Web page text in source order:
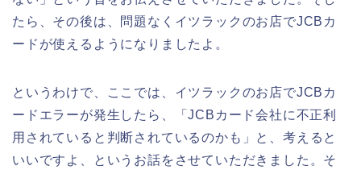
たら、その後は、問題なくイツラックのお店でJCBカ
ードが使えるようになりましたよ。
というわけで、ここでは、イツラックのお店でJCBカ
ードエラーが発生したら、「JCBカード会社に不正利
用されていると判断されているのかも」と、考えると
いいですよ、というお話をさせていただきました。そ